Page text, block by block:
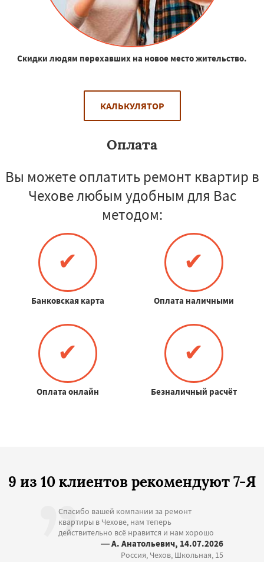
Скидки людям перехавших на новое место жительство.
КАЛЬКУЛЯТОР
Оплата
Вы можете оплатить ремонт квартир в
Чехове любым удобным для Вас
методом:
✔
Банковская карта
✔
Оплата наличными
✔
Оплата онлайн
✔
Безналичный расчёт
9 из 10 клиентов рекомендуют 7-Я
Спасибо вашей компании за ремонт
квартиры в Чехове, нам теперь
действительно всё нравится и нам хорошо
— А. Анатольевич, 14.07.2026
Россия, Чехов, Школьная, 15